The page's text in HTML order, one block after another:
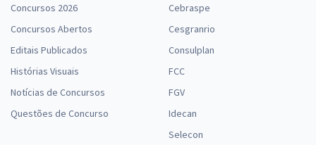
Concursos 2026
Concursos Abertos
Editais Publicados
Histórias Visuais
Notícias de Concursos
Questões de Concurso
Cebraspe
Cesgranrio
Consulplan
FCC
FGV
Idecan
Selecon